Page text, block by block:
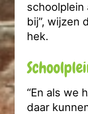
schoolplein
bij”, wijzen
hek.
“En als we
daar